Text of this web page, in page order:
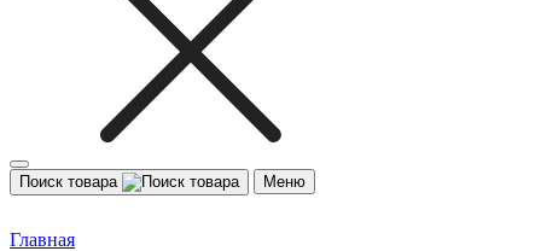
Поиск товара Меню
Главная